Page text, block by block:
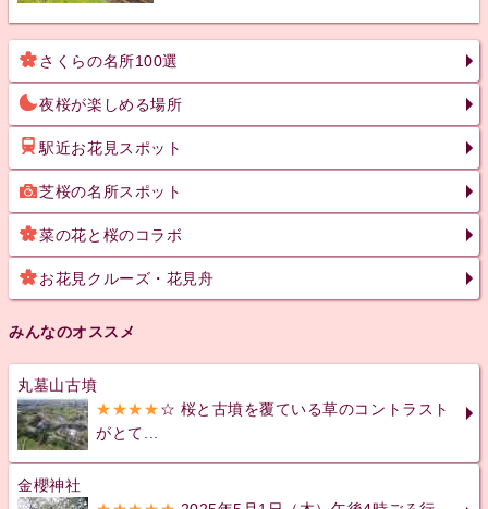
さくらの名所100選
夜桜が楽しめる場所
駅近お花見スポット
芝桜の名所スポット
菜の花と桜のコラボ
お花見クルーズ・花見舟
みんなのオススメ
丸墓山古墳
★★★★☆ 桜と古墳を覆ている草のコントラスト
がとて...
金櫻神社